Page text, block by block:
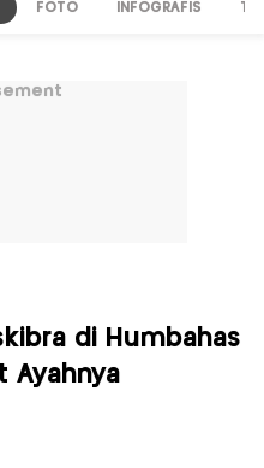
FOTO INFOGRAFIS TV
di Humbahas
Ayahnya